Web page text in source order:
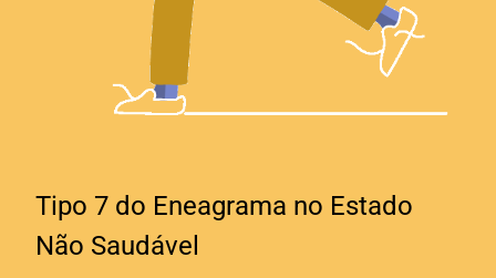
Tipo 7 do Eneagrama no Estado
Não Saudável